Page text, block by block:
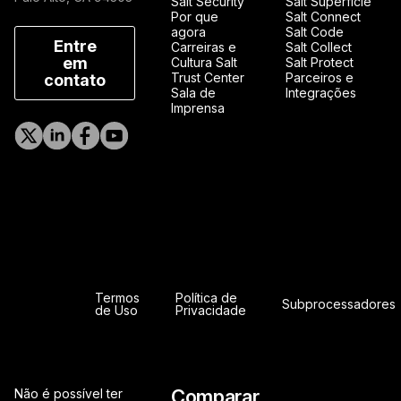
Entre
em
contato
Por que
agora
Carreiras e
Cultura Salt
Trust Center
Sala de
Imprensa
Salt Connect
Salt Code
Salt Collect
Salt Protect
Parceiros e
Integrações
Não é possível ter
Termos
de Uso
Política de
Privacidade
Subprocessadores